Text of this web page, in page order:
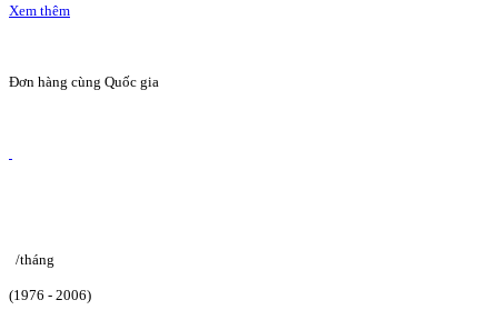
Xem thêm
Đơn hàng cùng Quốc gia
/tháng
(1976 - 2006)